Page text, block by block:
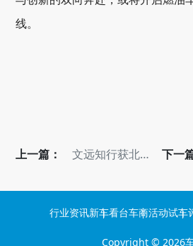
线。
上一篇：
文远知行获北京
开道路测试许可
下一
行业资讯新车看台车商活动试车
Copyright © 2026